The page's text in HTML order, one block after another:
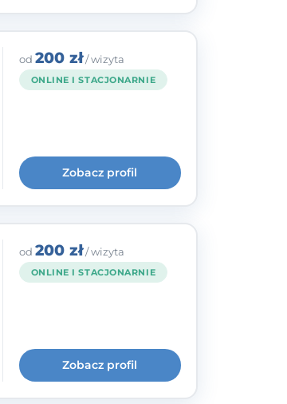
od 200 zł/ wizyta
ONLINE I STACJONARNIE
Zobacz profil
od 200 zł/ wizyta
ONLINE I STACJONARNIE
Zobacz profil